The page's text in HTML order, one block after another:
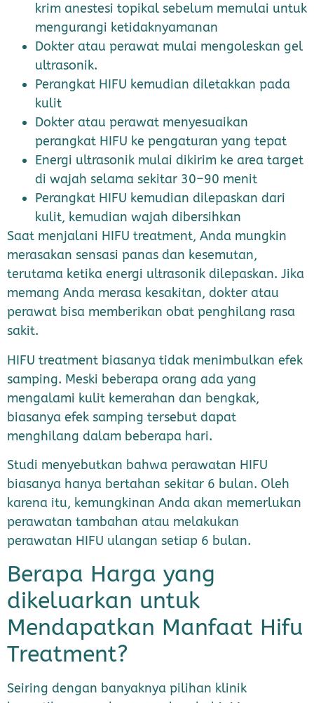
krim anestesi topikal sebelum memulai untuk
mengurangi ketidaknyamanan
Dokter atau perawat mulai mengoleskan gel
ultrasonik.
Perangkat HIFU kemudian diletakkan pada
kulit
Dokter atau perawat menyesuaikan
perangkat HIFU ke pengaturan yang tepat
Energi ultrasonik mulai dikirim ke area target
di wajah selama sekitar 30–90 menit
Perangkat HIFU kemudian dilepaskan dari
kulit, kemudian wajah dibersihkan
Saat menjalani HIFU treatment, Anda mungkin
merasakan sensasi panas dan kesemutan,
terutama ketika energi ultrasonik dilepaskan. Jika
memang Anda merasa kesakitan, dokter atau
perawat bisa memberikan obat penghilang rasa
sakit.
HIFU treatment biasanya tidak menimbulkan efek
samping. Meski beberapa orang ada yang
mengalami kulit kemerahan dan bengkak,
biasanya efek samping tersebut dapat
menghilang dalam beberapa hari.
Studi menyebutkan bahwa perawatan HIFU
biasanya hanya bertahan sekitar 6 bulan. Oleh
karena itu, kemungkinan Anda akan memerlukan
perawatan tambahan atau melakukan
perawatan HIFU ulangan setiap 6 bulan.
Berapa Harga yang
dikeluarkan untuk
Mendapatkan Manfaat Hifu
Treatment?
Seiring dengan banyaknya pilihan klinik